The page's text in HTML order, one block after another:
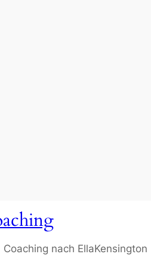
Coaching nach EllaKensington